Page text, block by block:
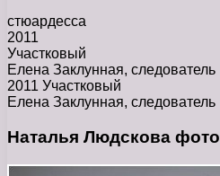
стюардесса
2011
Участковый
Елена Заклунная, следователь
2011 Участковый
Елена Заклунная, следователь
Наталья Людскова фото